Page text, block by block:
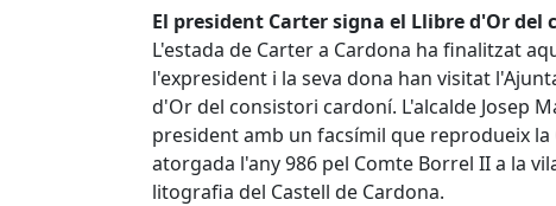
El president Carter signa el Llibre d'Or del
L'estada de Carter a Cardona ha finalitzat
l'expresident i la seva dona han visitat
d'Or del consistori cardoní. L'alcalde Josep
president amb un facsímil que reprodueix
atorgada l'any 986 pel Comte Borrel II a la
litografia del Castell de Cardona.